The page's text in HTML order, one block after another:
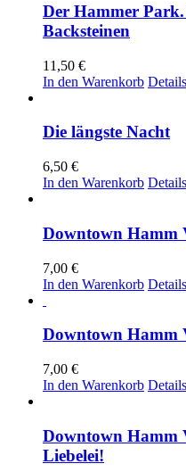
Der Hammer
Backsteinen
11,50 €
In den Warenkorb Details
Die längste Nacht
6,50 €
In den Warenkorb Details
Downtown Hamm
7,00 €
In den Warenkorb Details
Downtown Hamm
7,00 €
In den Warenkorb Details
Downtown Hamm
Liebelei!